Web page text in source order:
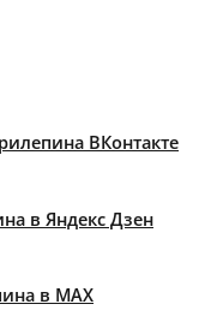
ВКонтакте
в Яндекс Дзен
в MAX